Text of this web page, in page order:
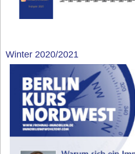
Winter 2020/2021